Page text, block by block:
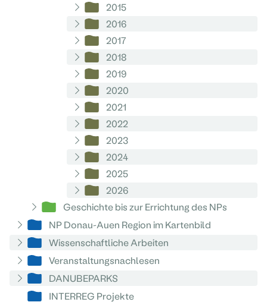
2015
2016
2017
2018
2019
2020
2021
2022
2023
2024
2025
2026
Geschichte bis zur Errichtung des NPs
NP Donau-Auen Region im Kartenbild
Wissenschaftliche Arbeiten
Veranstaltungsnachlesen
DANUBEPARKS
INTERREG Projekte